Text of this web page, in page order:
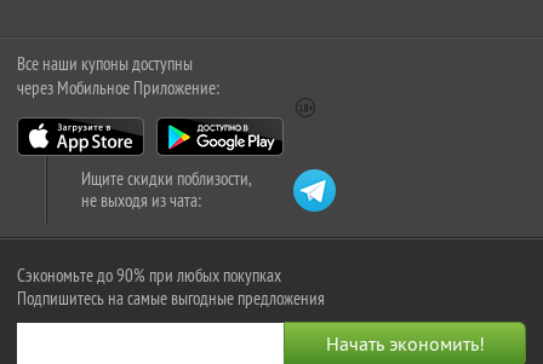
Все наши купоны доступны
через Мобильное Приложение:
Ищите скидки поблизости,
не выходя из чата:
Сэкономьте до 90% при любых покупках
Подпишитесь на самые выгодные предложения